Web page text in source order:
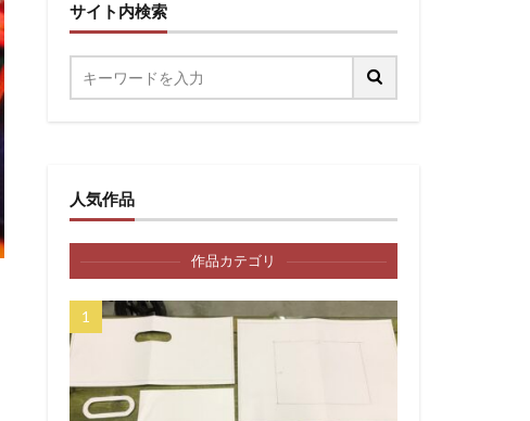
サイト内検索
人気作品
作品カテゴリ